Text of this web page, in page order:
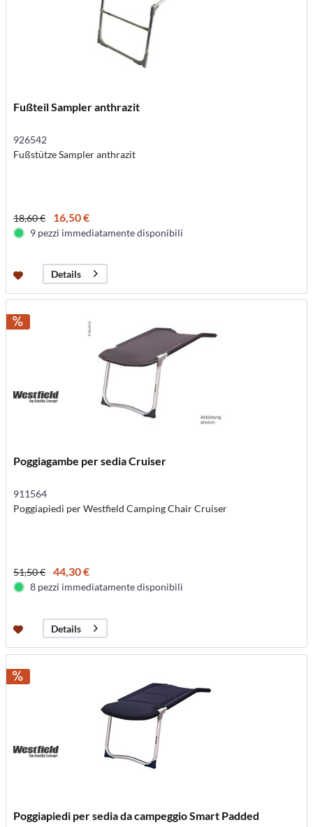
Fußteil Sampler anthrazit
926542
Fußstütze Sampler anthrazit
18,60 € 16,50 €
9 pezzi immediatamente disponibili
Details
Poggiagambe per sedia Cruiser
911564
Poggiapiedi per Westfield Camping Chair Cruiser
51,50 € 44,30 €
8 pezzi immediatamente disponibili
Details
Poggiapiedi per sedia da campeggio Smart Padded